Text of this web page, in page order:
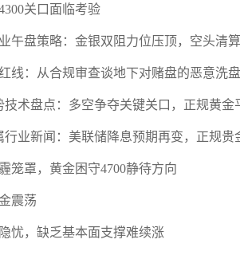
关口面临考验
午盘策略：金银双阻力位压顶，空头清
线：从合规审查谈地下对赌盘的恶意洗
技术盘点：多空争夺关键关口，正规黄金
行业新闻：美联储降息预期再变，正规贵
笼罩，黄金困守4700静待方向
震荡
忧，缺乏基本面支撑难续涨